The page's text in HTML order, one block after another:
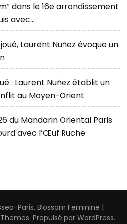
dans le 16e arrondissement
avec…
Laurent Nuñez évoque un
: Laurent Nuñez établit un
au Moyen-Orient
du Mandarin Oriental Paris
avec l’Œuf Ruche
Paris. Blossom Feminine |
. Propulsé par WordPress.